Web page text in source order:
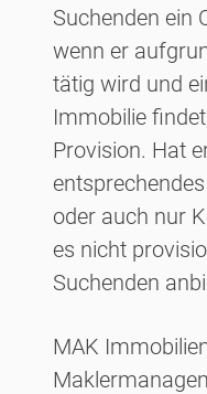
Suchenden ein
wenn er
tätig wird und
Immobilie
Provision. Hat
oder auch nur
es nicht
Suchenden
MAK